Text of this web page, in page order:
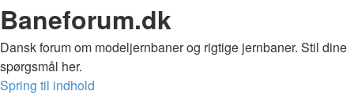
Baneforum.dk
Dansk forum om modeljernbaner og rigtige jernbaner. Stil dine
spørgsmål her.
Spring til indhold